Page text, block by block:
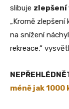
slibuje zlepšení
„Kromě
na snížení
rekreace,“
méně jak